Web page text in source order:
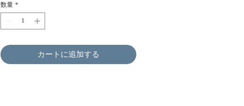
数量 *
カートに追加する